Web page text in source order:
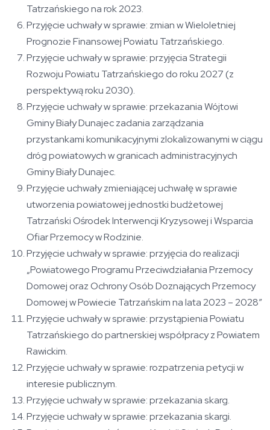
Tatrzańskiego na rok 2023.
Przyjęcie uchwały w sprawie: zmian w Wieloletniej
Prognozie Finansowej Powiatu Tatrzańskiego.
Przyjęcie uchwały w sprawie: przyjęcia Strategii
Rozwoju Powiatu Tatrzańskiego do roku 2027 (z
perspektywą roku 2030).
Przyjęcie uchwały w sprawie: przekazania Wójtowi
Gminy Biały Dunajec zadania zarządzania
przystankami komunikacyjnymi zlokalizowanymi w ciągu
dróg powiatowych w granicach administracyjnych
Gminy Biały Dunajec.
Przyjęcie uchwały zmieniającej uchwałę w sprawie
utworzenia powiatowej jednostki budżetowej
Tatrzański Ośrodek Interwencji Kryzysowej i Wsparcia
Ofiar Przemocy w Rodzinie.
Przyjęcie uchwały w sprawie: przyjęcia do realizacji
„Powiatowego Programu Przeciwdziałania Przemocy
Domowej oraz Ochrony Osób Doznających Przemocy
Domowej w Powiecie Tatrzańskim na lata 2023 – 2028”
Przyjęcie uchwały w sprawie: przystąpienia Powiatu
Tatrzańskiego do partnerskiej współpracy z Powiatem
Rawickim.
Przyjęcie uchwały w sprawie: rozpatrzenia petycji w
interesie publicznym.
Przyjęcie uchwały w sprawie: przekazania skarg.
Przyjęcie uchwały w sprawie: przekazania skargi.